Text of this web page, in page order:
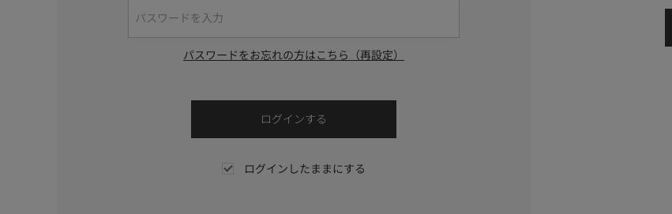
パスワードをお忘れの方はこちら（再設定）
ログインしたままにする